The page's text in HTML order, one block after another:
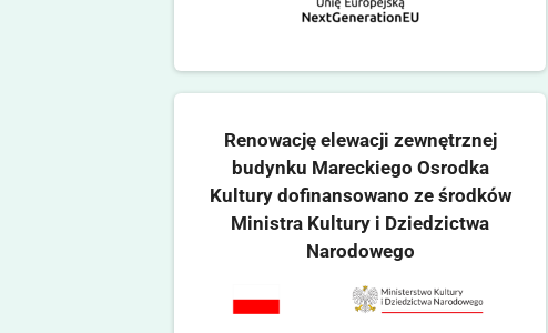
Renowację elewacji zewnętrznej
budynku Mareckiego Osrodka
Kultury dofinansowano ze środków
Ministra Kultury i Dziedzictwa
Narodowego